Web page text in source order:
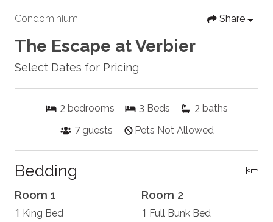
Condominium Share
The Escape at Verbier
Select Dates for Pricing
2 bedrooms 3 Beds 2 baths
7 guests Pets Not Allowed
Bedding
Room 1
1 King Bed
Room 2
1 Full Bunk Bed